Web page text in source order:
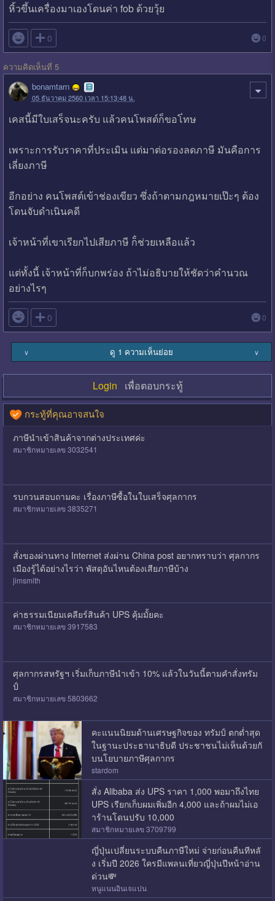
หิ้วขึ้นเครื่องมาเองโดนค่า fob ด้วยวุ้ย
 0 0
ความคิดเห็นที่ 5
bonamtarn
05 ธันวาคม 2560 เวลา 15:13:48 น.
เคสนี้มีใบเสร็จนะครับ แล้วคนโพสต์ก็ขอโ่ทษ
เพราะการรับราคาที่ประเมิน แต่มาต่อรองลดภาษี มันคือการ
เลี่ยงภาษี
อีกอย่าง คนโพสต์เข้าช่องเขียว ซึ่งถ้าตามกฎหมายเป๊ะๆ ต้อง
โดนจับดำเนินคดี
เจ้าหน้าที่เขาเรียกไปเสียภาษี ก็่ช่วยเหลือแล้ว
แต่ทั้งนี้ เจ้าหน้าที่ก็บกพร่อง ถ้าไม่อธิบายให้ชัดว่าคำนวณ
อย่างไรๆ
 0 0
∨ ดู 1 ความเห็นย่อย ∨
Login เพื่อตอบกระทู้
กระทู้ที่คุณอาจสนใจ
ภาษีนำเข้าสินค้าจากต่างประเทศค่ะ
สมาชิกหมายเลข 3032541
รบกวนสอบถามคะ เรื่องภาษีซื้อในใบเสร็จศุลกากร
สมาชิกหมายเลข 3835271
สั่งของผ่านทาง Internet ส่งผ่าน China post อยากทราบว่า ศุลกากร
เมืองรู้ได้อย่างไรว่า พัสดุอันไหนต้องเสียภาษีบ้าง
jimsmith
ค่าธรรมเนียมเคลียร์สินค้า UPS คุ้มมั้ยคะ
สมาชิกหมายเลข 3917583
ศุลกากรสหรัฐฯ เริ่มเก็บภาษีนำเข้า 10% แล้วในวันนี้ตามคำสั่งทรัม
ป์
สมาชิกหมายเลข 5803662
คะแนนนิยมด้านเศรษฐกิจของ ทรัมป์ ตกต่ำสุด
ในฐานะประธานาธิบดี ประชาชนไม่เห็นด้วยกั
บนโยบายภาษีศุลกากร
stardom
สั่ง Alibaba ส่ง UPS ราคา 1,000 พอมาถึงไทย
UPS เรียกเก็บผมเพิ่มอีก 4,000 และถ้าผมไม่เอ
าร้านโดนปรับ 10,000
สมาชิกหมายเลข 3709799
ญี่ปุ่นเปลี่ยนระบบคืนภาษีใหม่ จ่ายก่อนคืนทีหลั
ง เริ่มปี 2026 ใครมีแพลนเที่ยวญี่ปุ่นปีหน้าอ่าน
ด่วน💸
หนูแนนอินเจแปน